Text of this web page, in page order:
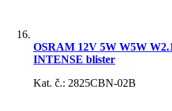
OSRAM 12V 5W W5W
INTENSE blister
Kat. č.: 2825CBN-02B